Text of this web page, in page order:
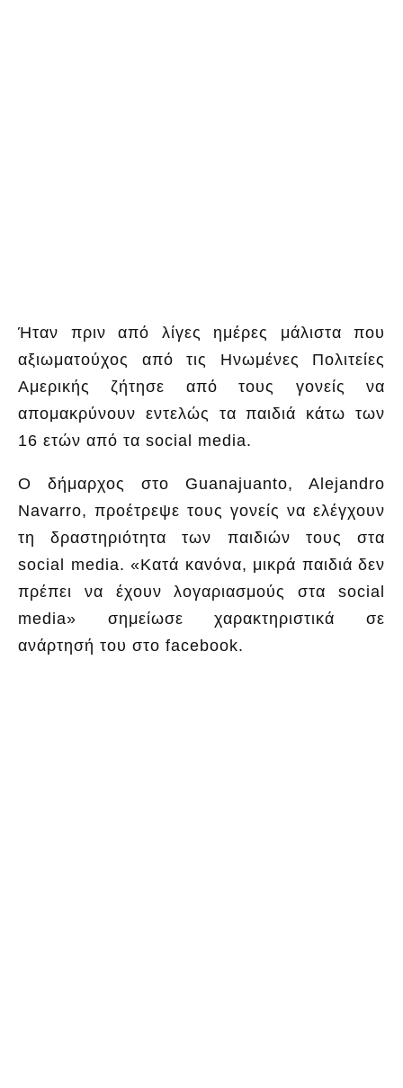
Ήταν πριν από λίγες ημέρες μάλιστα που
αξιωματούχος από τις Ηνωμένες Πολιτείες
Αμερικής ζήτησε από τους γονείς να
απομακρύνουν εντελώς τα παιδιά κάτω των
16 ετών από τα social media.
Ο δήμαρχος στο Guanajuanto, Alejandro
Navarro, προέτρεψε τους γονείς να ελέγχουν
τη δραστηριότητα των παιδιών τους στα
social media. «Κατά κανόνα, μικρά παιδιά δεν
πρέπει να έχουν λογαριασμούς στα social
media» σημείωσε χαρακτηριστικά σε
ανάρτησή του στο facebook.